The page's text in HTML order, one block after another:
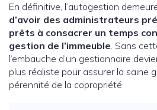
En définitive, l’autogestion
d’avoir des administrateurs
prêts à consacrer un temps
gestion de l’immeuble. Sans
l’embauche d’un gestionnaire
plus réaliste pour assurer la saine
pérennité de la copropriété.